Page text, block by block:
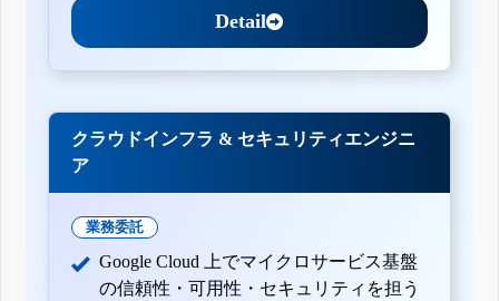
Detail
クラウドインフラ & セキュリティエンジニ
ア
業務委託
Google Cloud 上でマイクロサービス基盤
の信頼性・可用性・セキュリティを担う